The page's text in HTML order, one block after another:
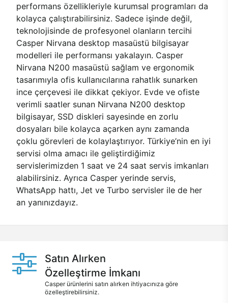
performans özellikleriyle kurumsal programları da
kolayca çalıştırabilirsiniz. Sadece işinde değil,
teknolojisinde de profesyonel olanların tercihi
Casper Nirvana desktop masaüstü bilgisayar
modelleri ile performansı yakalayın. Casper
Nirvana N200 masaüstü sağlam ve ergonomik
tasarımıyla ofis kullanıcılarına rahatlık sunarken
ince çerçevesi ile dikkat çekiyor. Evde ve ofiste
verimli saatler sunan Nirvana N200 desktop
bilgisayar, SSD diskleri sayesinde en zorlu
dosyaları bile kolayca açarken aynı zamanda
çoklu görevleri de kolaylaştırıyor. Türkiye’nin en iyi
servisi olma amacı ile geliştirdiğimiz
servislerimizden 1 saat ve 24 saat servis imkanları
alabilirsiniz. Ayrıca Casper yerinde servis,
WhatsApp hattı, Jet ve Turbo servisler ile de her
an yanınızdayız.
Satın Alırken
Özelleştirme İmkanı
Casper ürünlerini satın alırken ihtiyacınıza göre
özelleştirebilirsiniz.